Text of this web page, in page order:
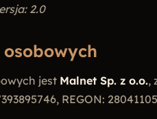
2.0
jest Malnet Sp. z o.o.,
REGON: